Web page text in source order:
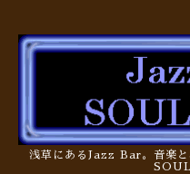
浅草にあるJazz Bar。音楽と